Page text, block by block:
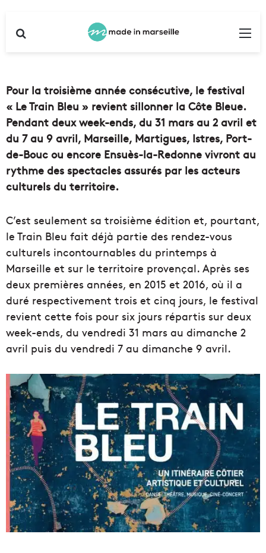
Pour la troisième année consécutive, le festival
« Le Train Bleu » revient sillonner la Côte Bleue.
Pendant deux week-ends, du 31 mars au 2 avril et
du 7 au 9 avril, Marseille, Martigues, Istres, Port-
de-Bouc ou encore Ensuès-la-Redonne vivront au
rythme des spectacles assurés par les acteurs
culturels du territoire.
C’est seulement sa troisième édition et, pourtant,
le Train Bleu fait déjà partie des rendez-vous
culturels incontournables du printemps à
Marseille et sur le territoire provençal. Après ses
deux premières années, en 2015 et 2016, où il a
duré respectivement trois et cinq jours, le festival
revient cette fois pour six jours répartis sur deux
week-ends, du vendredi 31 mars au dimanche 2
avril puis du vendredi 7 au dimanche 9 avril.